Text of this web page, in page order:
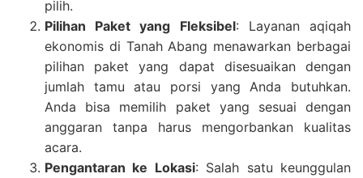
pilih.
Pilihan Paket yang Fleksibel: Layanan aqiqah
ekonomis di Tanah Abang menawarkan berbagai
pilihan paket yang dapat disesuaikan dengan
jumlah tamu atau porsi yang Anda butuhkan.
Anda bisa memilih paket yang sesuai dengan
anggaran tanpa harus mengorbankan kualitas
acara.
Pengantaran ke Lokasi: Salah satu keunggulan